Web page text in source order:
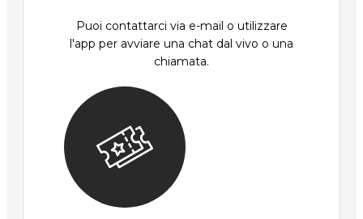
Puoi contattarci via e-mail o utilizzare
l'app per avviare una chat dal vivo o una
chiamata.